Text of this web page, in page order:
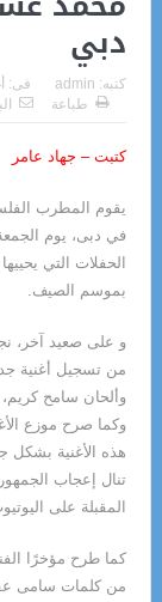
دبي
كتبه: admin فى:
طباعة
كتبت – جهاد عامر
يقوم المطرب
الحفلات التي
بموسم الصيف.
و على صعيد آخر،
من تسجيل أغنية
وألحان سامح
وكما صرح موزع
هذه الأغنية بشكل
تنال إعجاب
المقبلة على
كما طرح مؤخرًا
من كلمات سامى